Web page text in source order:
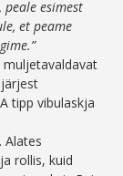
peale esimest
et peame
muljetavaldavat
tipp vibulaskja
Alates
rollis, kuid